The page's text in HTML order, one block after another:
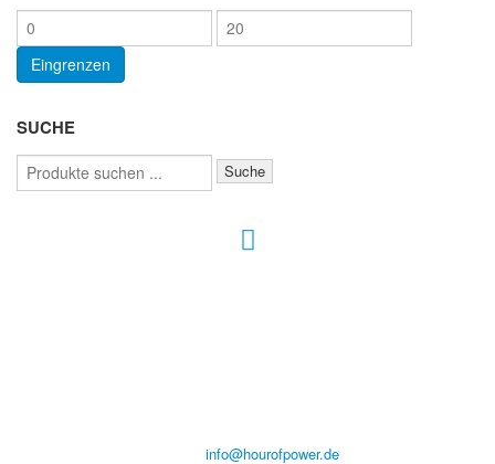
Min.
Preis
Max.
Preis
Eingrenzen
SUCHE
Suchen
nach:
Suche
info@hourofpower.de